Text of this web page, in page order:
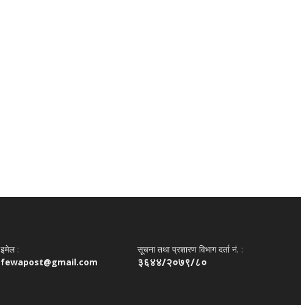
इमेल :
fewapost@gmail.com
सूचना तथा प्रशारण विभाग दर्ता नं. :
३६४४/२०७९/८०